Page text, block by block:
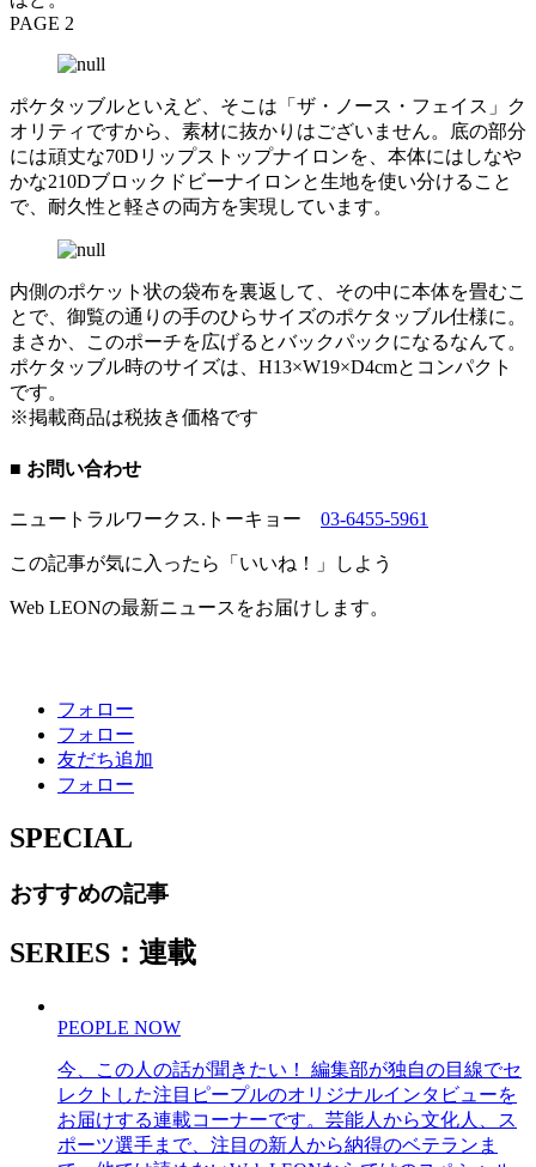
PAGE 2
ポケタッブルといえど、そこは「ザ・ノース・フェイス」ク
オリティですから、素材に抜かりはございません。底の部分
には頑丈な70Dリップストップナイロンを、本体にはしなや
かな210Dブロックドビーナイロンと生地を使い分けること
で、耐久性と軽さの両方を実現しています。
内側のポケット状の袋布を裏返して、その中に本体を畳むこ
とで、御覧の通りの手のひらサイズのポケタッブル仕様に。
まさか、このポーチを広げるとバックパックになるなんて。
ポケタッブル時のサイズは、H13×W19×D4cmとコンパクト
です。
※掲載商品は税抜き価格です
■ お問い合わせ
ニュートラルワークス.トーキョー 03-6455-5961
この記事が気に入ったら「いいね！」しよう
Web LEONの最新ニュースをお届けします。
フォロー
フォロー
友だち追加
フォロー
SPECIAL
おすすめの記事
SERIES：連載
PEOPLE NOW
今、この人の話が聞きたい！ 編集部が独自の目線でセ
レクトした注目ピープルのオリジナルインタビューを
お届けする連載コーナーです。芸能人から文化人、ス
ポーツ選手まで、注目の新人から納得のベテランま